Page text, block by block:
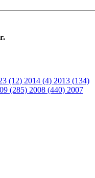
(12) 2014 (4) 2013 (134)
(285) 2008 (440) 2007